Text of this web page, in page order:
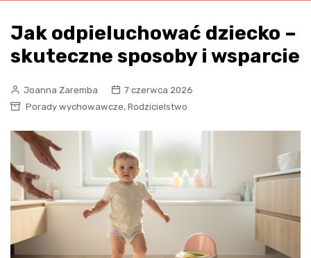
Jak odpieluchować dziecko –
skuteczne sposoby i wsparcie
Joanna Zaremba
7 czerwca 2026
Porady wychowawcze, Rodzicielstwo